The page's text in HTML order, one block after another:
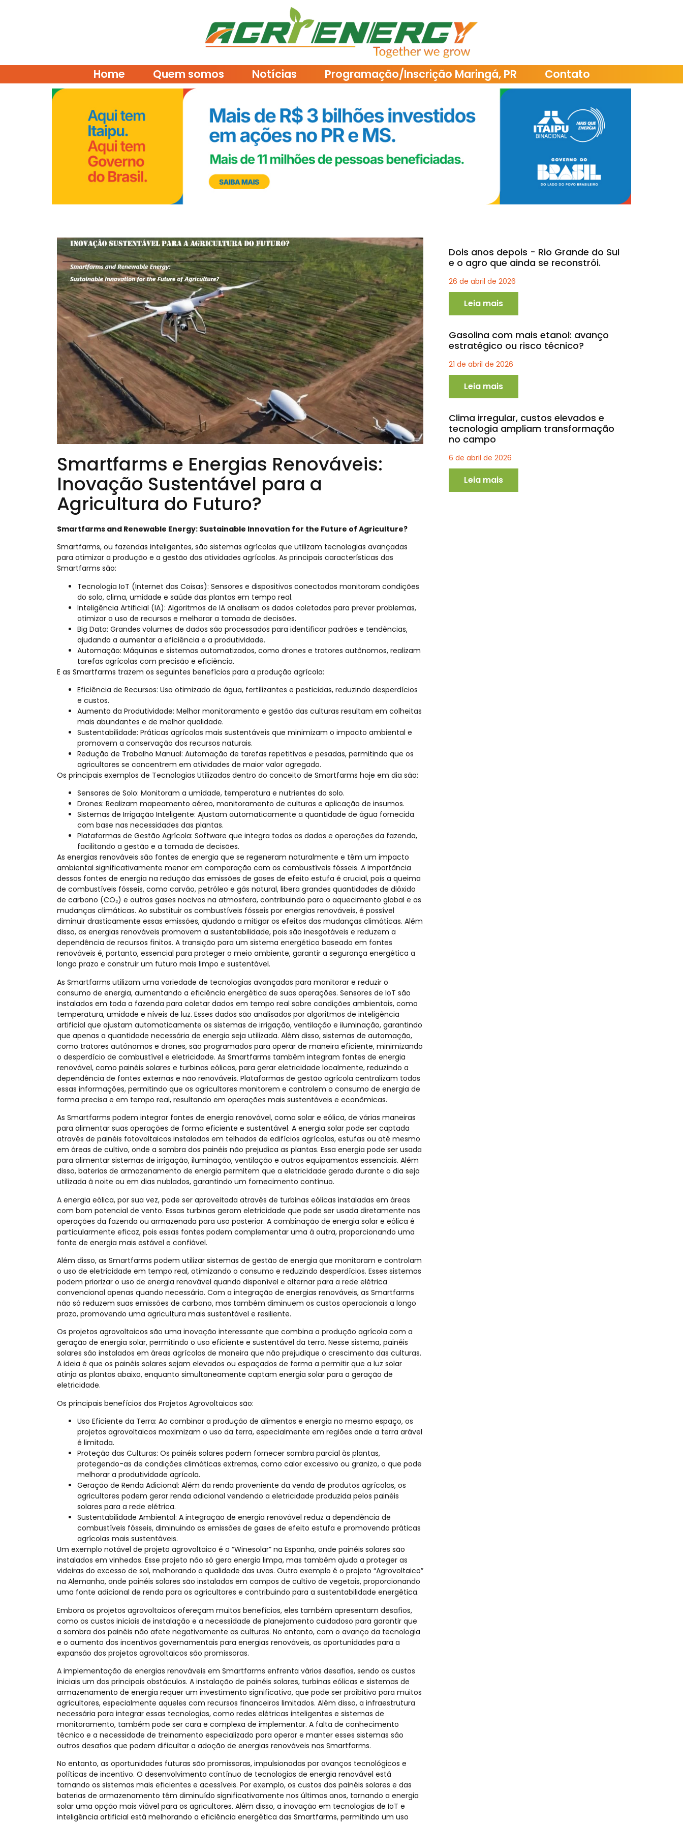
Home Quem somos Notícias Programação/Inscrição Maringá, PR Contato
Smartfarms e Energias Renováveis:
Inovação Sustentável para a
Agricultura do Futuro?
Smartfarms and Renewable Energy: Sustainable Innovation for the Future of Agriculture?
Smartfarms, ou fazendas inteligentes, são sistemas agrícolas que utilizam tecnologias avançadas
para otimizar a produção e a gestão das atividades agrícolas. As principais características das
Smartfarms são:
Tecnologia IoT (Internet das Coisas): Sensores e dispositivos conectados monitoram condições
do solo, clima, umidade e saúde das plantas em tempo real.
Inteligência Artificial (IA): Algoritmos de IA analisam os dados coletados para prever problemas,
otimizar o uso de recursos e melhorar a tomada de decisões.
Big Data: Grandes volumes de dados são processados para identificar padrões e tendências,
ajudando a aumentar a eficiência e a produtividade.
Automação: Máquinas e sistemas automatizados, como drones e tratores autônomos, realizam
tarefas agrícolas com precisão e eficiência.
E as Smartfarms trazem os seguintes benefícios para a produção agrícola:
Eficiência de Recursos: Uso otimizado de água, fertilizantes e pesticidas, reduzindo desperdícios
e custos.
Aumento da Produtividade: Melhor monitoramento e gestão das culturas resultam em colheitas
mais abundantes e de melhor qualidade.
Sustentabilidade: Práticas agrícolas mais sustentáveis que minimizam o impacto ambiental e
promovem a conservação dos recursos naturais.
Redução de Trabalho Manual: Automação de tarefas repetitivas e pesadas, permitindo que os
agricultores se concentrem em atividades de maior valor agregado.
Os principais exemplos de Tecnologias Utilizadas dentro do conceito de Smartfarms hoje em dia são:
Sensores de Solo: Monitoram a umidade, temperatura e nutrientes do solo.
Drones: Realizam mapeamento aéreo, monitoramento de culturas e aplicação de insumos.
Sistemas de Irrigação Inteligente: Ajustam automaticamente a quantidade de água fornecida
com base nas necessidades das plantas.
Plataformas de Gestão Agrícola: Software que integra todos os dados e operações da fazenda,
facilitando a gestão e a tomada de decisões.
As energias renováveis são fontes de energia que se regeneram naturalmente e têm um impacto
ambiental significativamente menor em comparação com os combustíveis fósseis. A importância
dessas fontes de energia na redução das emissões de gases de efeito estufa é crucial, pois a queima
de combustíveis fósseis, como carvão, petróleo e gás natural, libera grandes quantidades de dióxido
de carbono (CO₂) e outros gases nocivos na atmosfera, contribuindo para o aquecimento global e as
mudanças climáticas. Ao substituir os combustíveis fósseis por energias renováveis, é possível
diminuir drasticamente essas emissões, ajudando a mitigar os efeitos das mudanças climáticas. Além
disso, as energias renováveis promovem a sustentabilidade, pois são inesgotáveis e reduzem a
dependência de recursos finitos. A transição para um sistema energético baseado em fontes
renováveis é, portanto, essencial para proteger o meio ambiente, garantir a segurança energética a
longo prazo e construir um futuro mais limpo e sustentável.
As Smartfarms utilizam uma variedade de tecnologias avançadas para monitorar e reduzir o
consumo de energia, aumentando a eficiência energética de suas operações. Sensores de IoT são
instalados em toda a fazenda para coletar dados em tempo real sobre condições ambientais, como
temperatura, umidade e níveis de luz. Esses dados são analisados por algoritmos de inteligência
artificial que ajustam automaticamente os sistemas de irrigação, ventilação e iluminação, garantindo
que apenas a quantidade necessária de energia seja utilizada. Além disso, sistemas de automação,
como tratores autônomos e drones, são programados para operar de maneira eficiente, minimizando
o desperdício de combustível e eletricidade. As Smartfarms também integram fontes de energia
renovável, como painéis solares e turbinas eólicas, para gerar eletricidade localmente, reduzindo a
dependência de fontes externas e não renováveis. Plataformas de gestão agrícola centralizam todas
essas informações, permitindo que os agricultores monitorem e controlem o consumo de energia de
forma precisa e em tempo real, resultando em operações mais sustentáveis e econômicas.
As Smartfarms podem integrar fontes de energia renovável, como solar e eólica, de várias maneiras
para alimentar suas operações de forma eficiente e sustentável. A energia solar pode ser captada
através de painéis fotovoltaicos instalados em telhados de edifícios agrícolas, estufas ou até mesmo
em áreas de cultivo, onde a sombra dos painéis não prejudica as plantas. Essa energia pode ser usada
para alimentar sistemas de irrigação, iluminação, ventilação e outros equipamentos essenciais. Além
disso, baterias de armazenamento de energia permitem que a eletricidade gerada durante o dia seja
utilizada à noite ou em dias nublados, garantindo um fornecimento contínuo.
A energia eólica, por sua vez, pode ser aproveitada através de turbinas eólicas instaladas em áreas
com bom potencial de vento. Essas turbinas geram eletricidade que pode ser usada diretamente nas
operações da fazenda ou armazenada para uso posterior. A combinação de energia solar e eólica é
particularmente eficaz, pois essas fontes podem complementar uma à outra, proporcionando uma
fonte de energia mais estável e confiável.
Além disso, as Smartfarms podem utilizar sistemas de gestão de energia que monitoram e controlam
o uso de eletricidade em tempo real, otimizando o consumo e reduzindo desperdícios. Esses sistemas
podem priorizar o uso de energia renovável quando disponível e alternar para a rede elétrica
convencional apenas quando necessário. Com a integração de energias renováveis, as Smartfarms
não só reduzem suas emissões de carbono, mas também diminuem os custos operacionais a longo
prazo, promovendo uma agricultura mais sustentável e resiliente.
Os projetos agrovoltaicos são uma inovação interessante que combina a produção agrícola com a
geração de energia solar, permitindo o uso eficiente e sustentável da terra. Nesse sistema, painéis
solares são instalados em áreas agrícolas de maneira que não prejudique o crescimento das culturas.
A ideia é que os painéis solares sejam elevados ou espaçados de forma a permitir que a luz solar
atinja as plantas abaixo, enquanto simultaneamente captam energia solar para a geração de
eletricidade.
Os principais benefícios dos Projetos Agrovoltaicos são:
Uso Eficiente da Terra: Ao combinar a produção de alimentos e energia no mesmo espaço, os
projetos agrovoltaicos maximizam o uso da terra, especialmente em regiões onde a terra arável
é limitada.
Proteção das Culturas: Os painéis solares podem fornecer sombra parcial às plantas,
protegendo-as de condições climáticas extremas, como calor excessivo ou granizo, o que pode
melhorar a produtividade agrícola.
Geração de Renda Adicional: Além da renda proveniente da venda de produtos agrícolas, os
agricultores podem gerar renda adicional vendendo a eletricidade produzida pelos painéis
solares para a rede elétrica.
Sustentabilidade Ambiental: A integração de energia renovável reduz a dependência de
combustíveis fósseis, diminuindo as emissões de gases de efeito estufa e promovendo práticas
agrícolas mais sustentáveis.
Um exemplo notável de projeto agrovoltaico é o “Winesolar” na Espanha, onde painéis solares são
instalados em vinhedos. Esse projeto não só gera energia limpa, mas também ajuda a proteger as
videiras do excesso de sol, melhorando a qualidade das uvas. Outro exemplo é o projeto “Agrovoltaico”
na Alemanha, onde painéis solares são instalados em campos de cultivo de vegetais, proporcionando
uma fonte adicional de renda para os agricultores e contribuindo para a sustentabilidade energética.
Embora os projetos agrovoltaicos ofereçam muitos benefícios, eles também apresentam desafios,
como os custos iniciais de instalação e a necessidade de planejamento cuidadoso para garantir que
a sombra dos painéis não afete negativamente as culturas. No entanto, com o avanço da tecnologia
e o aumento dos incentivos governamentais para energias renováveis, as oportunidades para a
expansão dos projetos agrovoltaicos são promissoras.
A implementação de energias renováveis em Smartfarms enfrenta vários desafios, sendo os custos
iniciais um dos principais obstáculos. A instalação de painéis solares, turbinas eólicas e sistemas de
armazenamento de energia requer um investimento significativo, que pode ser proibitivo para muitos
agricultores, especialmente aqueles com recursos financeiros limitados. Além disso, a infraestrutura
necessária para integrar essas tecnologias, como redes elétricas inteligentes e sistemas de
monitoramento, também pode ser cara e complexa de implementar. A falta de conhecimento
técnico e a necessidade de treinamento especializado para operar e manter esses sistemas são
outros desafios que podem dificultar a adoção de energias renováveis nas Smartfarms.
No entanto, as oportunidades futuras são promissoras, impulsionadas por avanços tecnológicos e
políticas de incentivo. O desenvolvimento contínuo de tecnologias de energia renovável está
tornando os sistemas mais eficientes e acessíveis. Por exemplo, os custos dos painéis solares e das
baterias de armazenamento têm diminuído significativamente nos últimos anos, tornando a energia
solar uma opção mais viável para os agricultores. Além disso, a inovação em tecnologias de IoT e
inteligência artificial está melhorando a eficiência energética das Smartfarms, permitindo um uso
Dois anos depois - Rio Grande do Sul
e o agro que ainda se reconstrói.
26 de abril de 2026
Leia mais
Gasolina com mais etanol: avanço
estratégico ou risco técnico?
21 de abril de 2026
Leia mais
Clima irregular, custos elevados e
tecnologia ampliam transformação
no campo
6 de abril de 2026
Leia mais